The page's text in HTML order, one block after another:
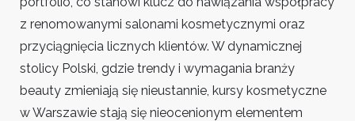
z renomowanymi salonami kosmetycznymi oraz
przyciągnięcia licznych klientów. W dynamicznej
stolicy Polski, gdzie trendy i wymagania branży
beauty zmieniają się nieustannie, kursy kosmetyczne
w Warszawie stają się nieocenionym elementem